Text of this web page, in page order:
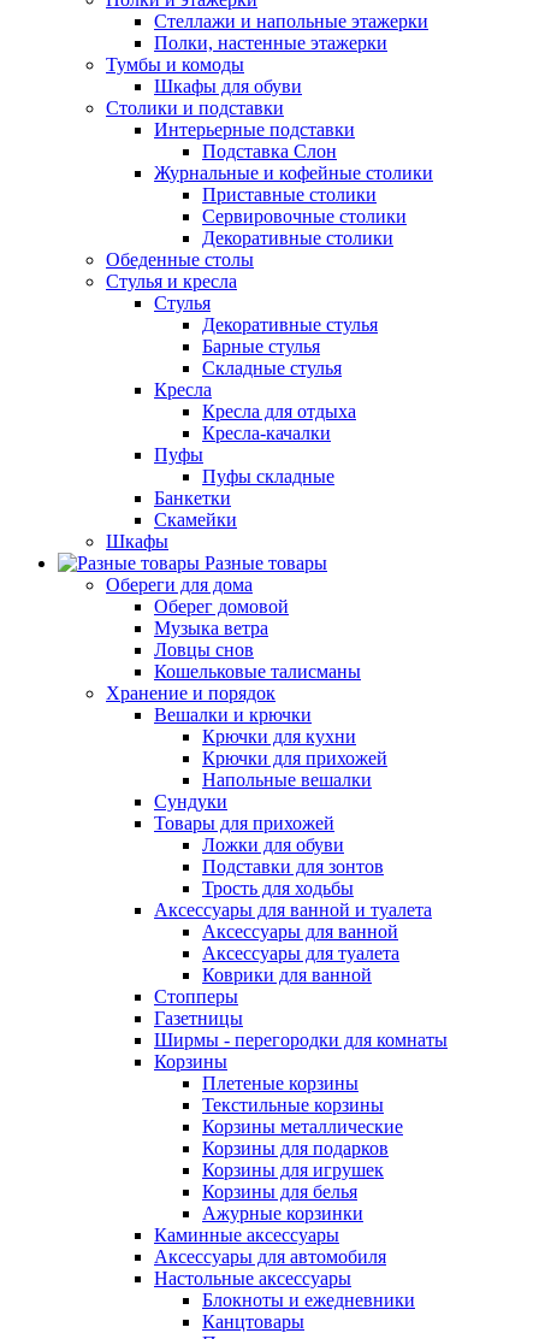
Стеллажи и напольные этажерки
Полки, настенные этажерки
Тумбы и комоды
Шкафы для обуви
Столики и подставки
Интерьерные подставки
Подставка Слон
Журнальные и кофейные столики
Приставные столики
Сервировочные столики
Декоративные столики
Обеденные столы
Стулья и кресла
Стулья
Декоративные стулья
Барные стулья
Складные стулья
Кресла
Кресла для отдыха
Кресла-качалки
Пуфы
Пуфы складные
Банкетки
Скамейки
Шкафы
Разные товары
Обереги для дома
Оберег домовой
Музыка ветра
Ловцы снов
Кошельковые талисманы
Хранение и порядок
Вешалки и крючки
Крючки для кухни
Крючки для прихожей
Напольные вешалки
Сундуки
Товары для прихожей
Ложки для обуви
Подставки для зонтов
Трость для ходьбы
Аксессуары для ванной и туалета
Аксессуары для ванной
Аксессуары для туалета
Коврики для ванной
Стопперы
Газетницы
Ширмы - перегородки для комнаты
Корзины
Плетеные корзины
Текстильные корзины
Корзины металлические
Корзины для подарков
Корзины для игрушек
Корзины для белья
Ажурные корзинки
Каминные аксессуары
Аксессуары для автомобиля
Настольные аксессуары
Блокноты и ежедневники
Канцтовары